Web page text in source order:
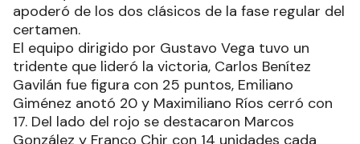
apoderó de los dos clásicos de la fase regular del
certamen.
El equipo dirigido por Gustavo Vega tuvo un
tridente que lideró la victoria, Carlos Benítez
Gavilán fue figura con 25 puntos, Emiliano
Giménez anotó 20 y Maximiliano Ríos cerró con
17. Del lado del rojo se destacaron Marcos
González y Franco Chir con 14 unidades cada